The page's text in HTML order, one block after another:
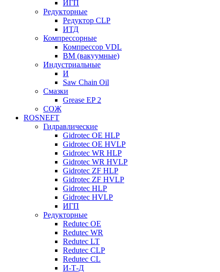
ИГП
Редукторные
Редуктор CLP
ИТД
Компрессорные
Компрессор VDL
ВМ (вакуумные)
Индустриальные
И
Saw Chain Oil
Смазки
Grease EP 2
СОЖ
ROSNEFT
Гидравлические
Gidrotec OE HLP
Gidrotec OE HVLP
Gidrotec WR HLP
Gidrotec WR HVLP
Gidrotec ZF HLP
Gidrotec ZF HVLP
Gidrotec HLP
Gidrotec HVLP
ИГП
Редукторные
Redutec OE
Redutec WR
Redutec LT
Redutec CLP
Redutec CL
И-Т-Д